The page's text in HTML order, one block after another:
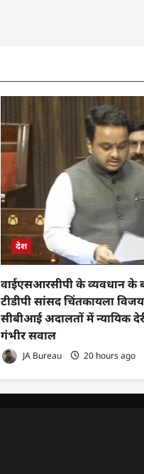
देश
वाईएसआरसीपी के व्यवधान के
टीडीपी सांसद चिंतकायला
सीबीआई अदालतों में न्यायिक
गंभीर सवाल
JA Bureau 20 hours ago